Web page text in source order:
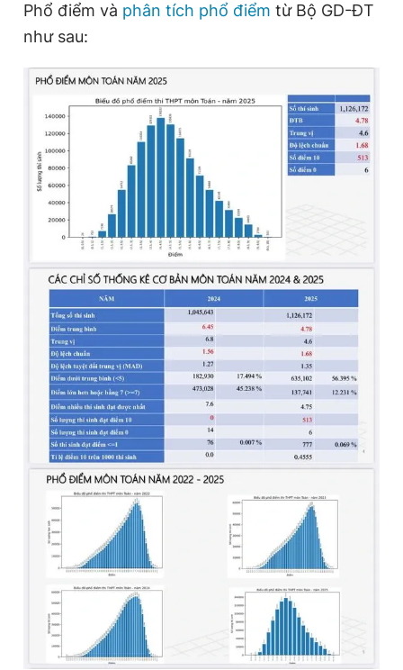
Đọc Thanh Niên trên điện thoại
Theo dõi báo trên
Hotline
0906 645 777
Liên hệ quảng cáo
0908 780 404
Đặt báo Quảng cáo RSS Tòa soạn Chính sách bảo
Tổng biên tập: Nguyễn Ngọc Toàn
Phó tổng biên tập thường trực: Hải Thành
Phó tổng biên tập: Lâm Hiếu Dũng
Phó tổng biên tập: Trần Việt Hưng
Tổng thư ký tòa soạn: Đức Trung
Giấy phép xuất bản số 110/GP - BTTTT cấp ngày 24.3.2020
© 2003-2026 Bản quyền thuộc về Báo Thanh Niên. Cấm sao
chép dưới mọi hình thức nếu không có sự chấp thuận bằng văn
bản. Phát triển bởi ePi Technologies, JSC.
Phổ điểm và phân tích phổ điểm từ Bộ GD-ĐT
như sau: